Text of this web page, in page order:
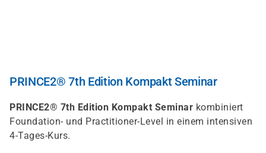
PRINCE2® 7th Edition Kompakt Seminar
PRINCE2® 7th Edition Kompakt Seminar kombiniert
Foundation- und Practitioner-Level in einem intensiven
4-Tages-Kurs.